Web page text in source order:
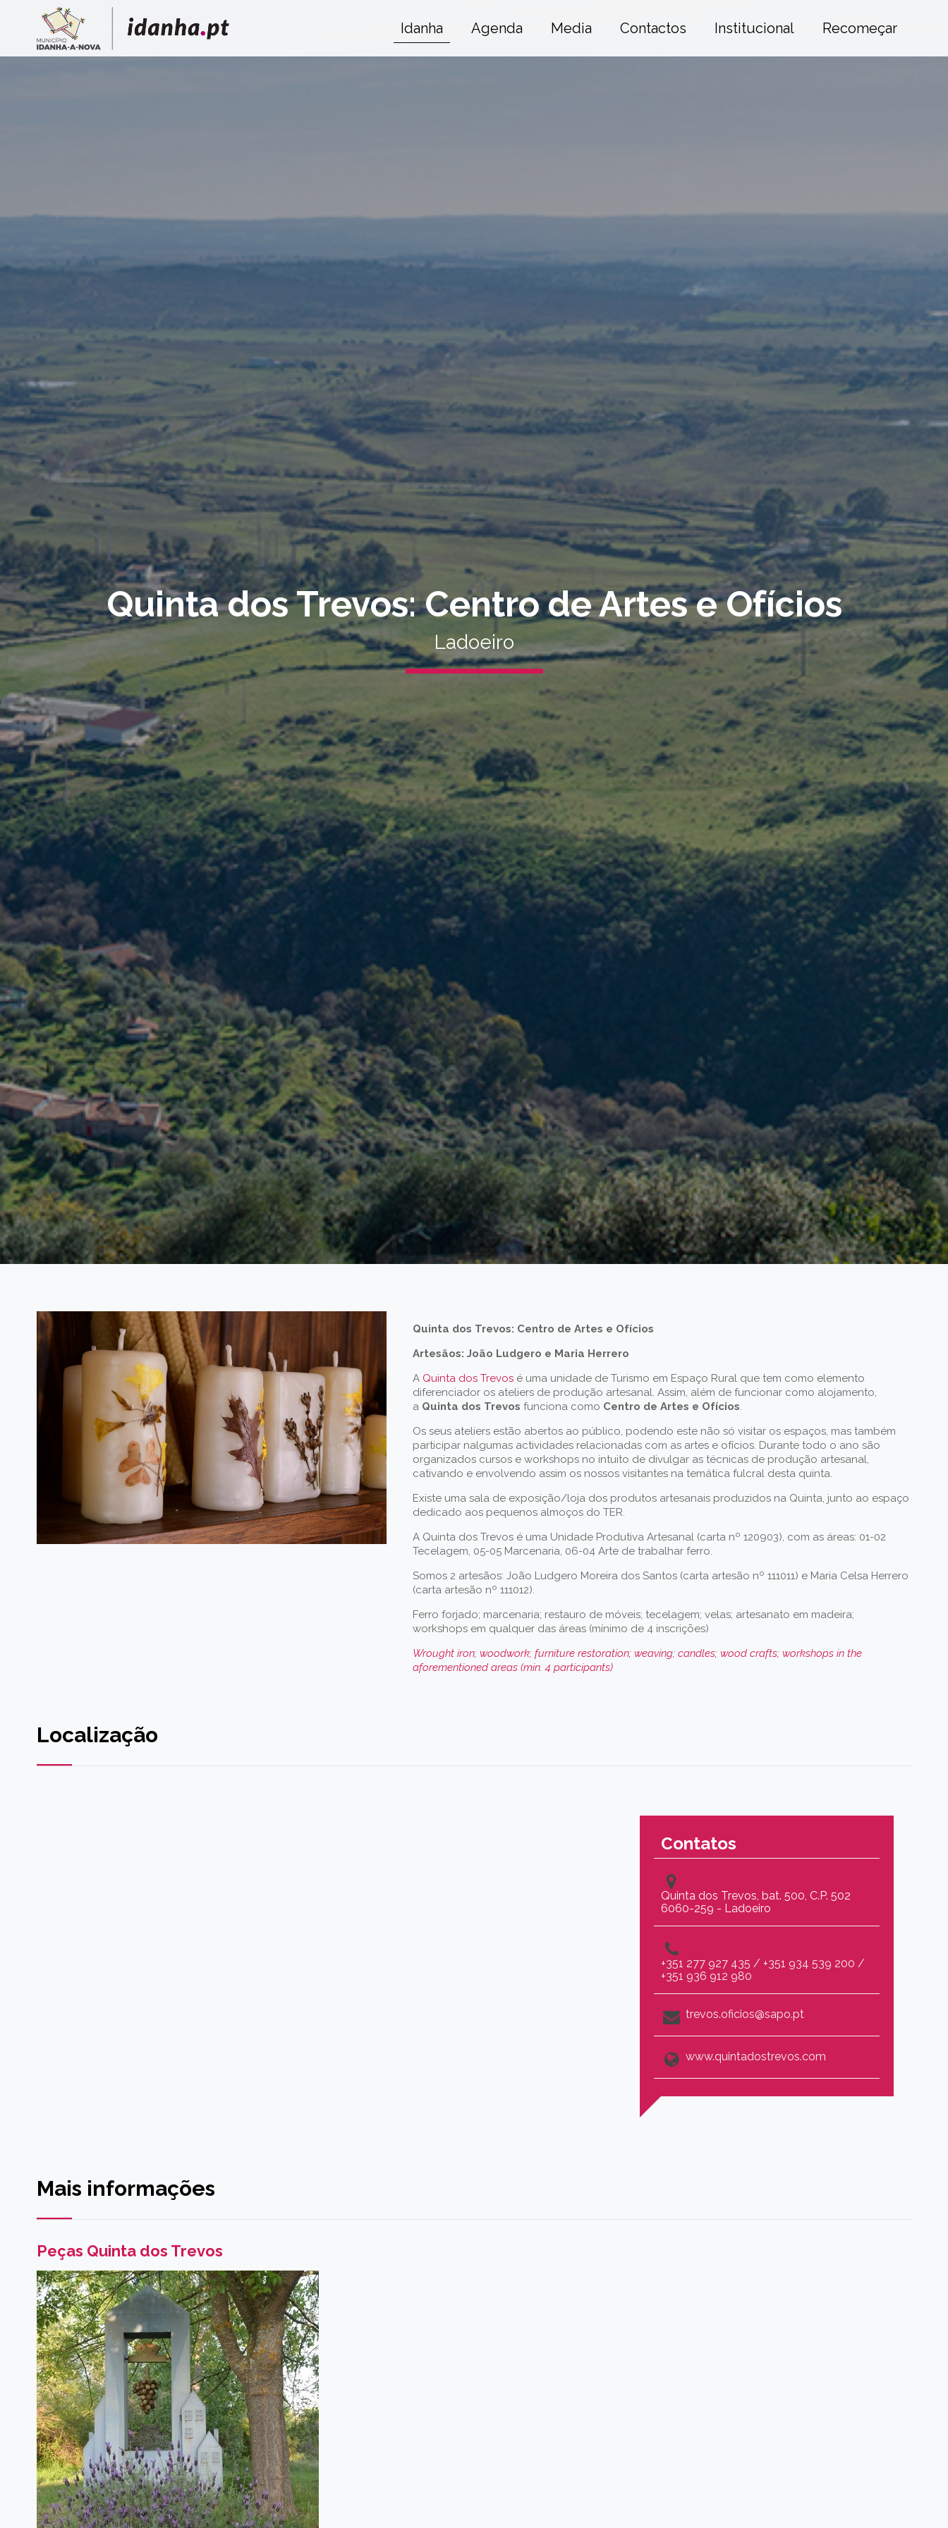
Idanha Agenda Media Contactos Institucional Recomeçar
Quinta dos Trevos: Centro de Artes e Ofícios
Ladoeiro
Quinta dos Trevos: Centro de Artes e Ofícios
Artesãos: João Ludgero e Maria Herrero
A Quinta dos Trevos é uma unidade de Turismo em Espaço Rural que tem como elemento
diferenciador os ateliers de produção artesanal. Assim, além de funcionar como alojamento,
a Quinta dos Trevos funciona como Centro de Artes e Ofícios.
Os seus ateliers estão abertos ao público, podendo este não só visitar os espaços, mas também
participar nalgumas actividades relacionadas com as artes e ofícios. Durante todo o ano são
organizados cursos e workshops no intuito de divulgar as técnicas de produção artesanal,
cativando e envolvendo assim os nossos visitantes na temática fulcral desta quinta.
Existe uma sala de exposição/loja dos produtos artesanais produzidos na Quinta, junto ao espaço
dedicado aos pequenos almoços do TER.
A Quinta dos Trevos é uma Unidade Produtiva Artesanal (carta nº 120903), com as áreas: 01-02
Tecelagem, 05-05 Marcenaria, 06-04 Arte de trabalhar ferro.
Somos 2 artesãos: João Ludgero Moreira dos Santos (carta artesão nº 111011) e Maria Celsa Herrero
(carta artesão nº 111012).
Ferro forjado; marcenaria; restauro de móveis; tecelagem; velas; artesanato em madeira;
workshops em qualquer das áreas (mínimo de 4 inscrições)
Wrought iron; woodwork; furniture restoration; weaving; candles; wood crafts; workshops in the
aforementioned areas (min. 4 participants)
Localização
Contatos
Quinta dos Trevos, bat. 500, C.P. 502
6060-259 - Ladoeiro
+351 277 927 435 / +351 934 539 200 /
+351 936 912 980
trevos.oficios@sapo.pt
www.quintadostrevos.com
Mais informações
Peças Quinta dos Trevos